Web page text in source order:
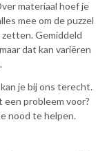
materiaal hoef je
mee om de puzzel
Gemiddeld
dat kan variëren
je bij ons terecht.
probleem voor?
nood te helpen.